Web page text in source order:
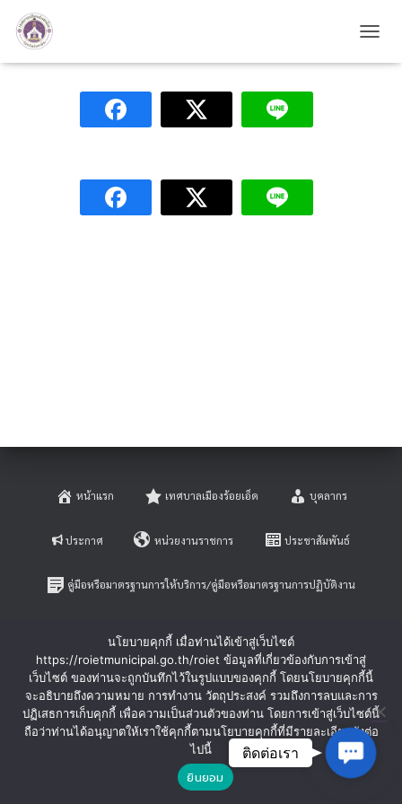
ติดต่อเรา test
หน้าแรก เทศบาลเมืองร้อยเอ็ด บุคลากร
ประกาศ หน่วยงานราชการ ประชาสัมพันธ์
คู่มือหรือมาตรฐานการให้บริการ/คู่มือหรือมาตรฐานการปฏิบัติงาน
หลักเกณฑ์การบริหารและพัฒนาทรัพยากรบุคคล
ร้องเรียนการทุจริตและประพฤติมิชอบ ร้องทุกข์-ร้องเรียน
Hestia | Developed by ThemeIsle
นโยบายคุกกี้ เมื่อท่านได้เข้าสู่เว็บไซต์
https://roietmunicipal.go.th/roiet ข้อมูลที่เกี่ยวข้องกับการเข้าสู่
เว็บไซต์ ของท่านจะถูกบันทึกไว้ในรูปแบบของคุกกี้ โดยนโยบายคุกกี้นี้
จะอธิบายถึงความหมาย การทำงาน วัตถุประสงค์ รวมถึงการลบและการ
ปฏิเสธการเก็บคุกกี้ เพื่อความเป็นส่วนตัวของท่าน โดยการเข้าสู่เว็บไซต์นี้
ถือว่าท่านได้อนุญาตให้เราใช้คุกกี้ตามนโยบายคุกกี้ที่มีรายละเอียดดังต่อ
ไปนี้
ยินยอม
ติดต่อเรา